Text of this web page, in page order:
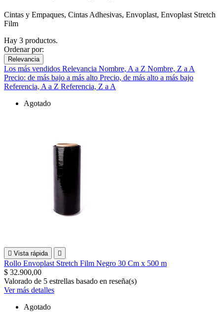
Cintas y Empaques, Cintas Adhesivas, Envoplast, Envoplast Stretch
Film
Hay 3 productos.
Ordenar por:
Relevancia
Los más vendidos Relevancia Nombre, A a Z Nombre, Z a A
Precio: de más bajo a más alto Precio, de más alto a más bajo
Referencia, A a Z Referencia, Z a A
Agotado
 Vista rápida 
Rollo Envoplast Stretch Film Negro 30 Cm x 500 m
$ 32.900,00
Valorado de 5 estrellas basado en reseña(s)
Ver más detalles
Agotado